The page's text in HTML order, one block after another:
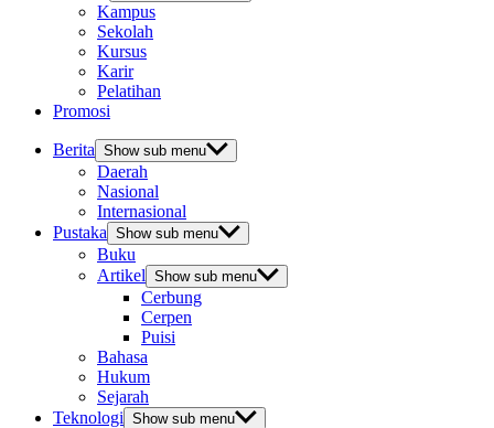
Kampus
Sekolah
Kursus
Karir
Pelatihan
Promosi
Berita Show sub menu
Daerah
Nasional
Internasional
Pustaka Show sub menu
Buku
Artikel Show sub menu
Cerbung
Cerpen
Puisi
Bahasa
Hukum
Sejarah
Teknologi Show sub menu